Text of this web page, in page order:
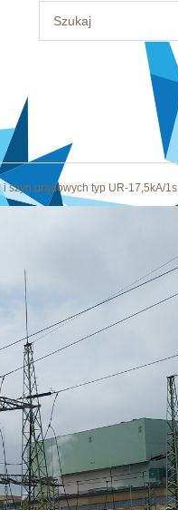
szyn prądowych typ UR-17,5kA/1s